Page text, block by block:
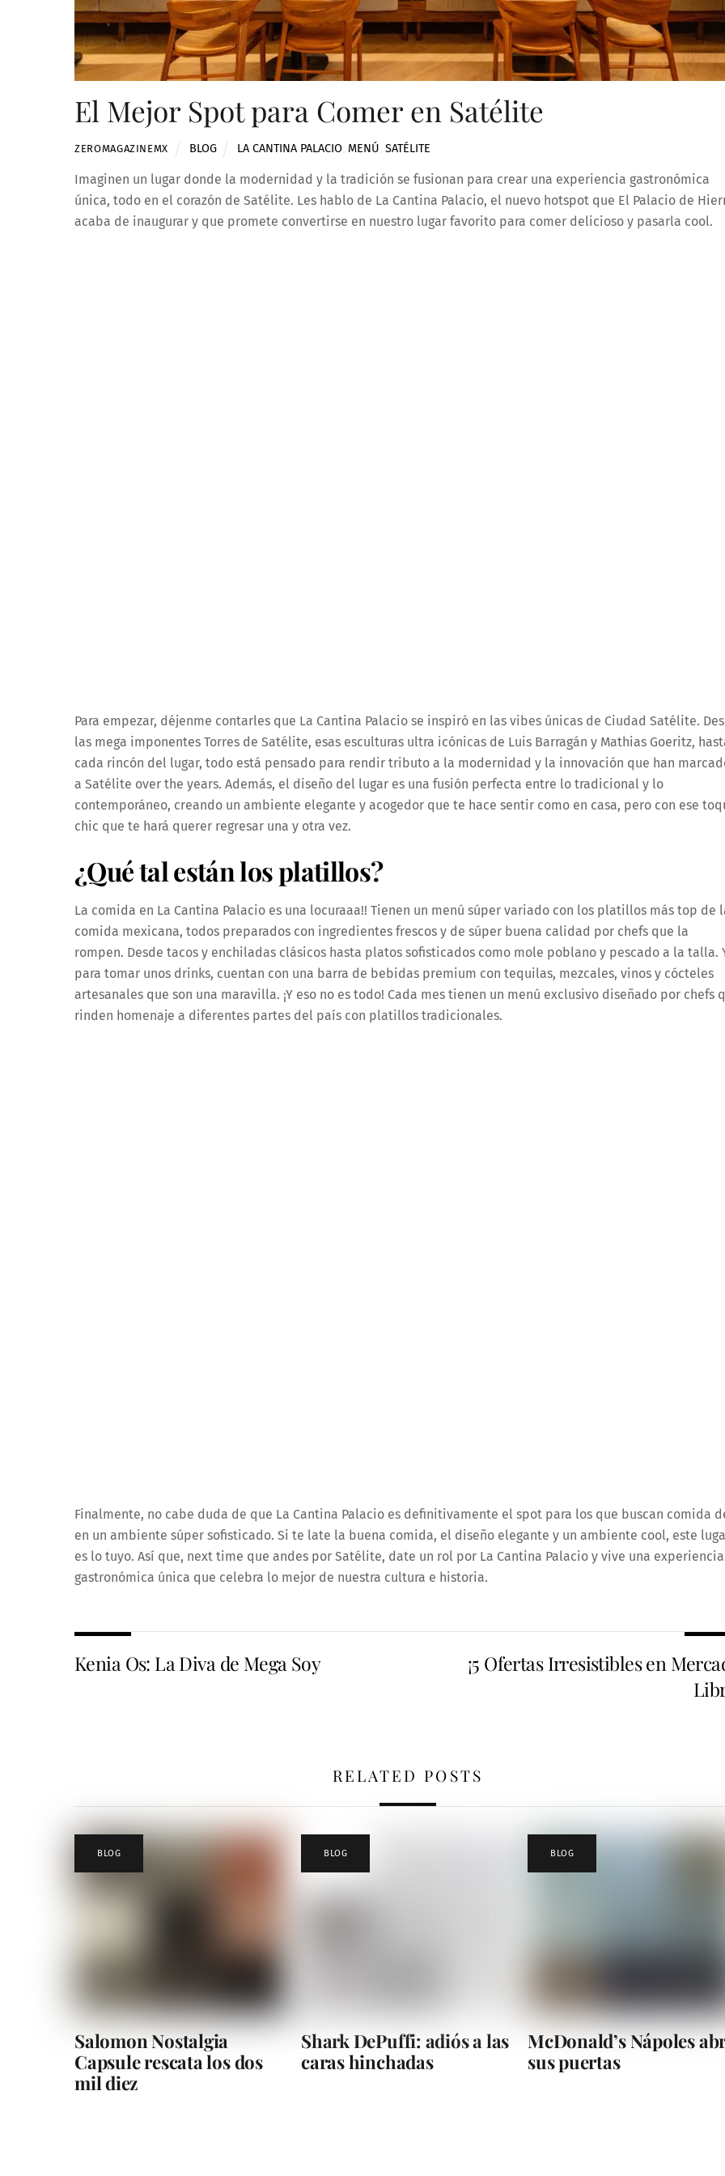
El Mejor Spot para Comer en Satélite
ZEROMAGAZINEMX BLOG LA CANTINA PALACIO, MENÚ SATÉLITE
Imaginen un lugar donde la modernidad y la tradición se fusionan para crear una experiencia gastronómica
única, todo en el corazón de Satélite. Les hablo de La Cantina Palacio, el nuevo hotspot que El Palacio de
acaba de inaugurar y que promete convertirse en nuestro lugar favorito para comer delicioso y pasarla cool.
Para empezar, déjenme contarles que La Cantina Palacio se inspiró en las vibes únicas de Ciudad Satélite.
las mega imponentes Torres de Satélite, esas esculturas ultra icónicas de Luis Barragán y Mathias Goeritz,
cada rincón del lugar, todo está pensado para rendir tributo a la modernidad y la innovación que han
a Satélite over the years. Además, el diseño del lugar es una fusión perfecta entre lo tradicional y lo
contemporáneo, creando un ambiente elegante y acogedor que te hace sentir como en casa, pero con ese
chic que te hará querer regresar una y otra vez.
¿Qué tal están los platillos?
La comida en La Cantina Palacio es una locuraaa!! Tienen un menú súper variado con los platillos más top de
comida mexicana, todos preparados con ingredientes frescos y de súper buena calidad por chefs que la
rompen. Desde tacos y enchiladas clásicos hasta platos sofisticados como mole poblano y pescado a la talla.
para tomar unos drinks, cuentan con una barra de bebidas premium con tequilas, mezcales, vinos y cócteles
artesanales que son una maravilla. ¡Y eso no es todo! Cada mes tienen un menú exclusivo diseñado por chefs
rinden homenaje a diferentes partes del país con platillos tradicionales.
Finalmente, no cabe duda de que La Cantina Palacio es definitivamente el spot para los que buscan comida
en un ambiente súper sofisticado. Si te late la buena comida, el diseño elegante y un ambiente cool, este
es lo tuyo. Así que, next time que andes por Satélite, date un rol por La Cantina Palacio y vive una experiencia
gastronómica única que celebra lo mejor de nuestra cultura e historia.
Kenia Os: La Diva de Mega Soy
¡5 Ofertas Irresistibles en
RELATED POSTS
BLOG
Salomon Nostalgia
Capsule rescata los dos
mil diez
BLOG
Shark DePuffi: adiós a las
caras hinchadas
BLOG
McDonald’s Nápoles
sus puertas